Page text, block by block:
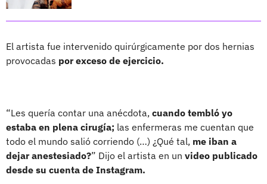
El artista fue intervenido quirúrgicamente por dos hernias
provocadas por exceso de ejercicio.
“Les quería contar una anécdota, cuando tembló yo
estaba en plena cirugía; las enfermeras me cuentan que
todo el mundo salió corriendo (…) ¿Qué tal, me iban a
dejar anestesiado?” Dijo el artista en un video publicado
desde su cuenta de Instagram.